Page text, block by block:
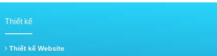
Thiết kế
Thiết kế Website